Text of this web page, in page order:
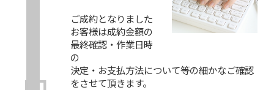
ご成約となりました
お客様は成約金額の
最終確認・作業日時
の
決定・お支払方法について等の細かなご確認
をさせて頂きます。